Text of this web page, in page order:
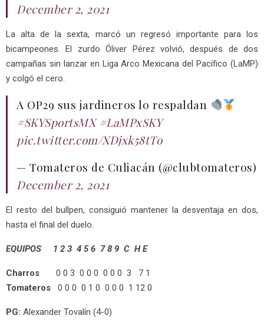
December 2, 2021
La alta de la sexta, marcó un regresó importante para los
bicampeones. El zurdo Óliver Pérez volvió, después de dos
campañas sin lanzar en Liga Arco Mexicana del Pacífico (LaMP)
y colgó el cero.
A OP29 sus jardineros lo respaldan
#SKYSportsMX #LaMPxSKY
pic.twitter.com/XDjxk58tTo
— Tomateros de Culiacán (@clubtomateros)
December 2, 2021
El resto del bullpen, consiguió mantener la desventaja en dos,
hasta el final del duelo.
EQUIPOS 1 2 3 4 5 6 7 8 9 C H E
Charros 0 0 3 0 0 0 0 0 0 3 7 1
Tomateros 0 0 0 0 1 0 0 0 0 1 12 0
PG: Alexander Tovalín (4-0)